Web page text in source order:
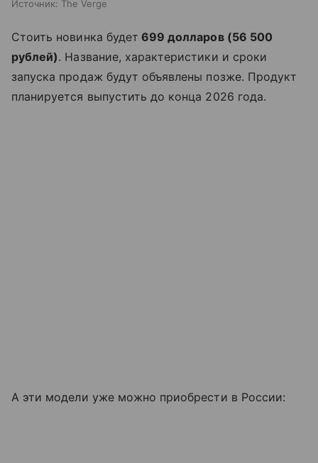
Источник: The Verge
Стоить новинка будет 699 долларов (56 500
рублей). Название, характеристики и сроки
запуска продаж будут объявлены позже. Продукт
планируется выпустить до конца 2026 года.
А эти модели уже можно приобрести в России: